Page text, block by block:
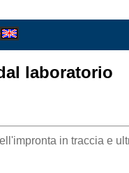
laboratorio
in traccia e